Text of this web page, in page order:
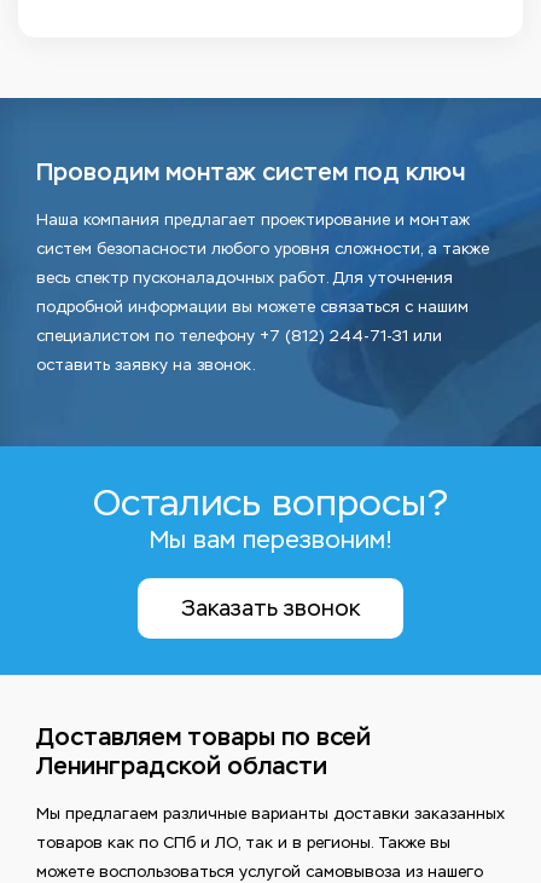
Проводим монтаж систем под ключ
Наша компания предлагает проектирование и монтаж
систем безопасности любого уровня сложности, а также
весь спектр пусконаладочных работ. Для уточнения
подробной информации вы можете связаться с нашим
специалистом по телефону +7 (812) 244-71-31 или
оставить заявку на звонок.
Остались вопросы?
Мы вам перезвоним!
Заказать звонок
Доставляем товары по всей
Ленинградской области
Мы предлагаем различные варианты доставки заказанных
товаров как по СПб и ЛО, так и в регионы. Также вы
можете воспользоваться услугой самовывоза из нашего